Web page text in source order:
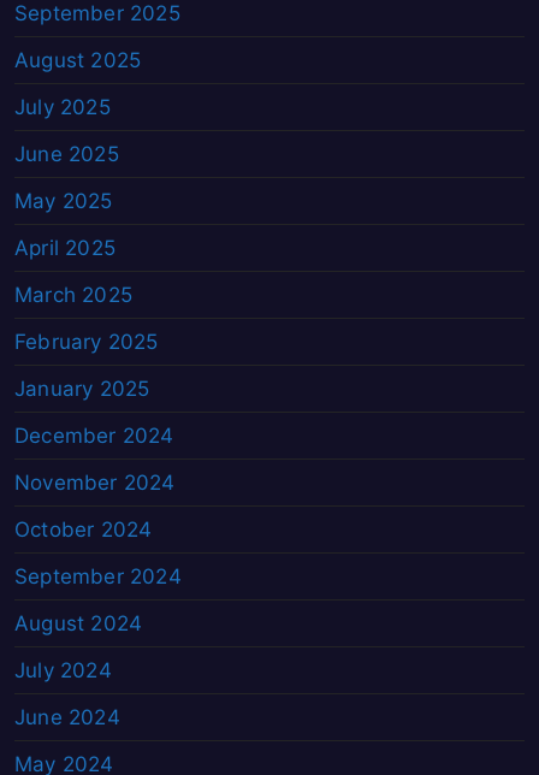
September 2025
August 2025
July 2025
June 2025
May 2025
April 2025
March 2025
February 2025
January 2025
December 2024
November 2024
October 2024
September 2024
August 2024
July 2024
June 2024
May 2024